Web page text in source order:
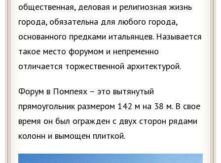
общественная, деловая и религиозная жизнь
города, обязательна для любого города,
основанного предками итальянцев. Называется
такое место форумом и непременно
отличается торжественной архитектурой.
Форум в Помпеях – это вытянутый
прямоугольник размером 142 м на 38 м. В свое
время он был огражден с двух сторон рядами
колонн и вымощен плиткой.